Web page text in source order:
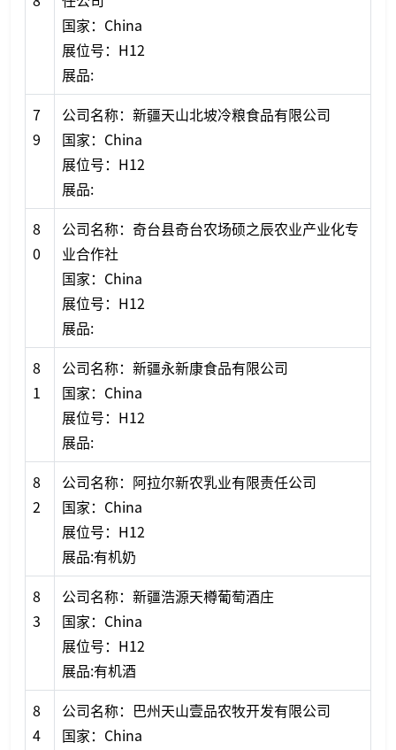
国家：China
展位号：H12
展品:
7
9
公司名称：新疆天山北坡冷粮食品有限公司
国家：China
展位号：H12
展品:
8
0
公司名称：奇台县奇台农场硕之辰农业产业化专
业合作社
国家：China
展位号：H12
展品:
8
1
公司名称：新疆永新康食品有限公司
国家：China
展位号：H12
展品:
8
2
公司名称：阿拉尔新农乳业有限责任公司
国家：China
展位号：H12
展品:有机奶
8
3
公司名称：新疆浩源天樽葡萄酒庄
国家：China
展位号：H12
展品:有机酒
8
4
公司名称：巴州天山壹品农牧开发有限公司
国家：China